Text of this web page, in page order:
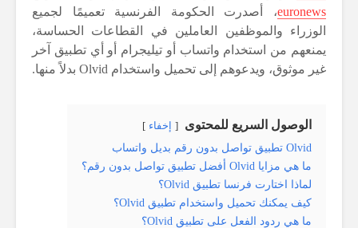
euronews، أصدرت الحكومة الفرنسية تعميمًا لجميع
الوزراء والموظفين العاملين في القطاعات الحساسة،
يمنعهم من استخدام واتساب أو تيليجرام أو أي تطبيق آخر
غير موثوق، ويدعوهم إلى تحميل واستخدام Olvid بدلاً منها.
الوصول السريع للمحتوى إخفاء
Olvid تطبيق تواصل بدون رقم بديل واتساب
ما هي مزايا Olvid أفضل تطبيق تواصل بدون رقم؟
لماذا اختارت فرنسا تطبيق Olvid؟
كيف يمكنك تحميل واستخدام تطبيق Olvid؟
ما هي ردود الفعل على تطبيق Olvid؟